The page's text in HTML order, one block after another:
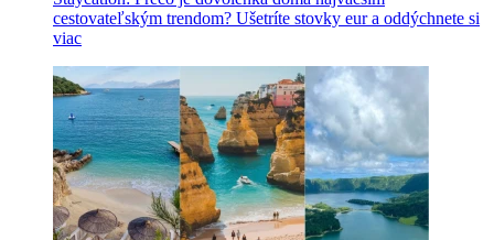
cestovateľským trendom? Ušetríte stovky eur a oddýchnete si
viac